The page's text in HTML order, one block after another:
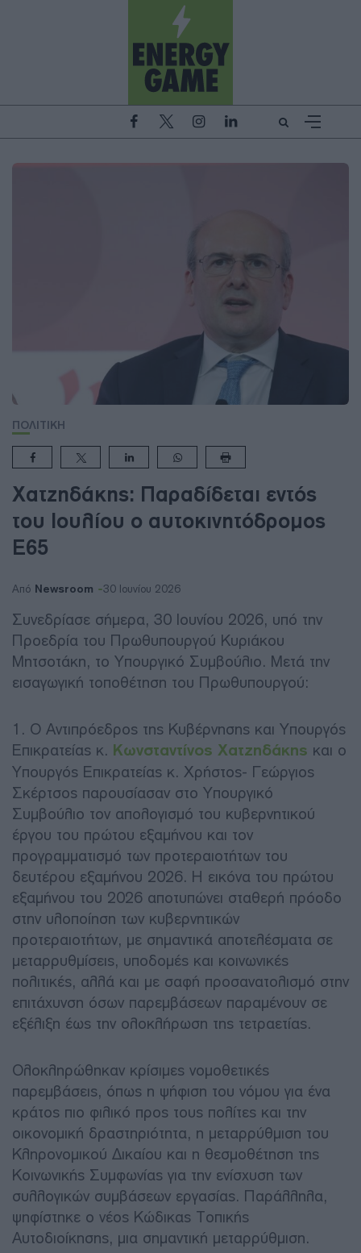
ΠΟΛΙΤΙΚΗ
Χατζηδάκης: Παραδίδεται εντός
του Ιουλίου ο αυτοκινητόδρομος
Ε65
Από Newsroom 30 Ιουνίου 2026
Συνεδρίασε σήμερα, 30 Ιουνίου 2026, υπό την
Προεδρία του Πρωθυπουργού Κυριάκου
Μητσοτάκη, το Υπουργικό Συμβούλιο. Μετά την
εισαγωγική τοποθέτηση του Πρωθυπουργού:
1. Ο Αντιπρόεδρος της Κυβέρνησης και Υπουργός
Επικρατείας κ. Κωνσταντίνος Χατζηδάκης και ο
Υπουργός Επικρατείας κ. Χρήστος- Γεώργιος
Σκέρτσος παρουσίασαν στο Υπουργικό
Συμβούλιο τον απολογισμό του κυβερνητικού
έργου του πρώτου εξαμήνου και τον
προγραμματισμό των προτεραιοτήτων του
δευτέρου εξαμήνου 2026. Η εικόνα του πρώτου
εξαμήνου του 2026 αποτυπώνει σταθερή πρόοδο
στην υλοποίηση των κυβερνητικών
προτεραιοτήτων, με σημαντικά αποτελέσματα σε
μεταρρυθμίσεις, υποδομές και κοινωνικές
πολιτικές, αλλά και με σαφή προσανατολισμό στην
επιτάχυνση όσων παρεμβάσεων παραμένουν σε
εξέλιξη έως την ολοκλήρωση της τετραετίας.
Ολοκληρώθηκαν κρίσιμες νομοθετικές
παρεμβάσεις, όπως η ψήφιση του νόμου για ένα
κράτος πιο φιλικό προς τους πολίτες και την
οικονομική δραστηριότητα, η μεταρρύθμιση του
Κληρονομικού Δικαίου και η θεσμοθέτηση της
Κοινωνικής Συμφωνίας για την ενίσχυση των
συλλογικών συμβάσεων εργασίας. Παράλληλα,
ψηφίστηκε ο νέος Κώδικας Τοπικής
Αυτοδιοίκησης, μια σημαντική μεταρρύθμιση.